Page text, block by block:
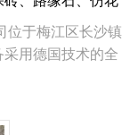
位于梅江区长沙镇
用德国技术的全
、环保砖、路缘
水沟预制盖板
、旅游区、人行